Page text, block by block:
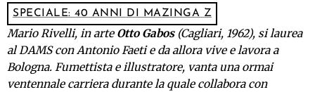
SPECIALE: 40 ANNI DI MAZINGA Z
Mario Rivelli, in arte Otto Gabos(Cagliari, 1962), si laurea
al DAMS con Antonio Faeti e da allora vive e lavora a
Bologna. Fumettista e illustratore, vanta una ormai
ventennale carriera durante la quale collabora con